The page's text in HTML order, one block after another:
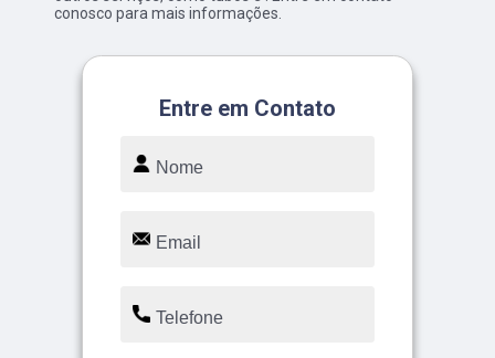
conosco para mais informações.
Entre em Contato